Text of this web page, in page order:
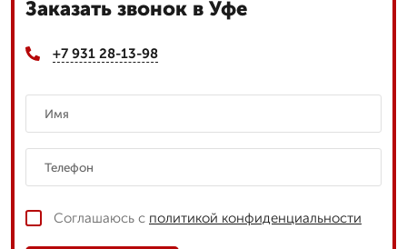
Заказать звонок в Уфе
+7 931 28-13-98
Соглашаюсь с политикой конфиденциальности